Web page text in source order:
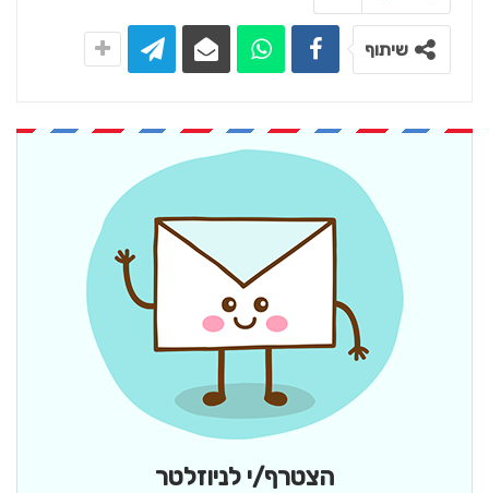
שיתוף
הצטרף/י לניוזלטר